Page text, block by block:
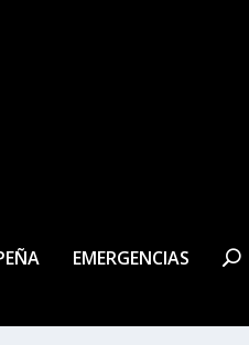
EMERGENCIAS